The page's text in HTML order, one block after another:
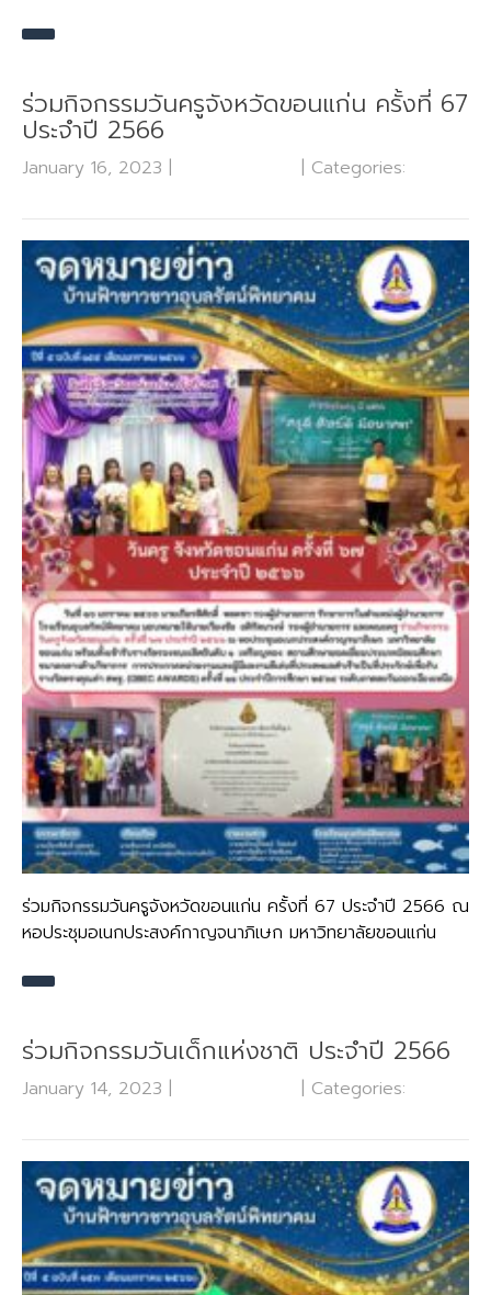
ร่วมกิจกรรมวันครูจังหวัดขอนแก่น ครั้งที่ 67
ประจำปี 2566
January 16, 2023 | | Categories:
ร่วมกิจกรรมวันครูจังหวัดขอนแก่น ครั้งที่ 67 ประจำปี 2566 ณ
หอประชุมอเนกประสงค์กาญจนาภิเษก มหาวิทยาลัยขอนแก่น
ร่วมกิจกรรมวันเด็กแห่งชาติ ประจำปี 2566
January 14, 2023 | | Categories: